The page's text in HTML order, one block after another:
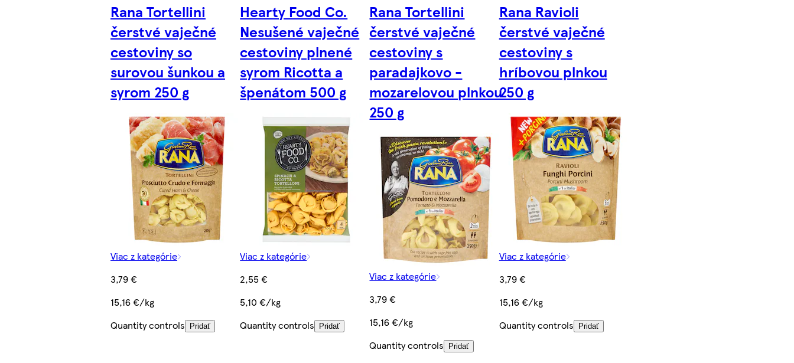
Rana Tortellini
čerstvé vaječné
cestoviny so
surovou šunkou a
syrom 250 g
Viac z kategórie
3,79 €
15,16 €/kg
Quantity controls
Pridať
Hearty Food Co.
Nesušené vaječné
cestoviny plnené
syrom Ricotta a
špenátom 500 g
Viac z kategórie
2,55 €
5,10 €/kg
Quantity controls
Pridať
Rana Tortellini
čerstvé vaječné
cestoviny s
paradajkovo -
mozarelovou plnkou
250 g
Viac z kategórie
3,79 €
15,16 €/kg
Quantity controls
Pridať
Rana Ravioli
čerstvé vaječné
cestoviny s
hríbovou plnkou
250 g
Viac z kategórie
3,79 €
15,16 €/kg
Quantity controls
Pridať